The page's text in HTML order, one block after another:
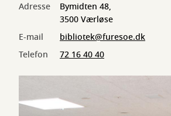
Adresse
Bymidten 48,
3500 Værløse
E-mail
bibliotek@furesoe.dk
Telefon
72 16 40 40